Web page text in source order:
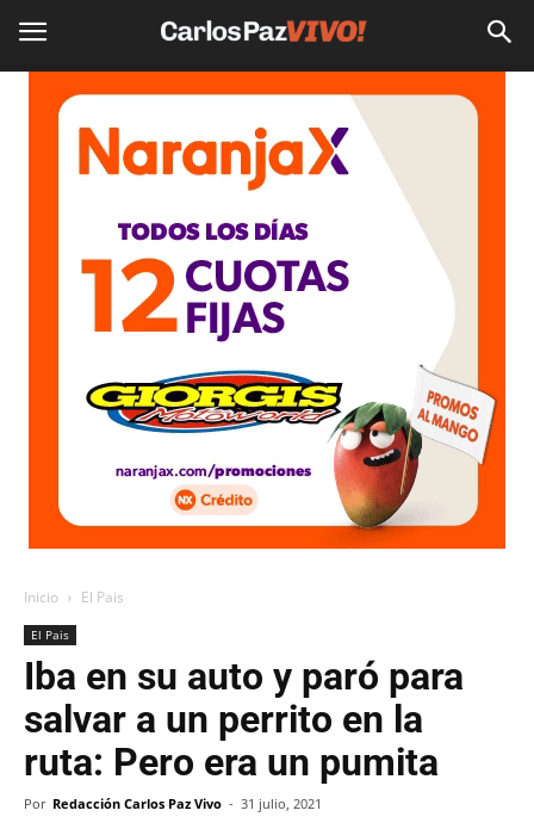
Inicio El Pais
El Pais
Iba en su auto y paró para
salvar a un perrito en la
ruta: Pero era un pumita
Por Redacción Carlos Paz Vivo - 31 julio, 2021